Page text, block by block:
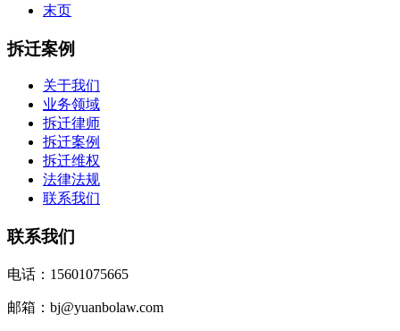
末页
拆迁案例
关于我们
业务领域
拆迁律师
拆迁案例
拆迁维权
法律法规
联系我们
联系我们
电话：15601075665
邮箱：bj@yuanbolaw.com